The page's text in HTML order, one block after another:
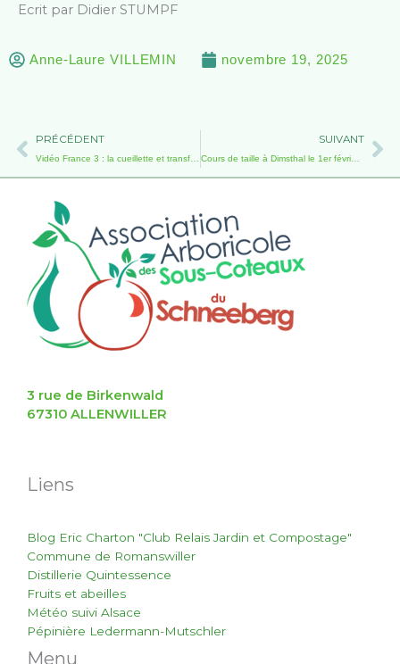
Ecrit par Didier STUMPF
Anne-Laure VILLEMIN novembre 19, 2025
Précédent
PRÉCÉDENT SUIVANT
Cours de taille à Dimsthal le 1er février 2026
3 rue de Birkenwald
67310 ALLENWILLER
Liens
Blog Eric Charton "Club Relais Jardin et Compostage"
Commune de Romanswiller
Distillerie Quintessence
Fruits et abeilles
Météo suivi Alsace
Pépinière Ledermann-Mutschler
Menu